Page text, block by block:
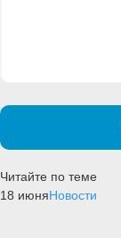
Читайте по теме
18 июняНовости